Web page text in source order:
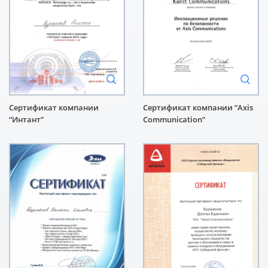
Сертификат компании
“Интант”
Сертификат компании “Axis
Communication”